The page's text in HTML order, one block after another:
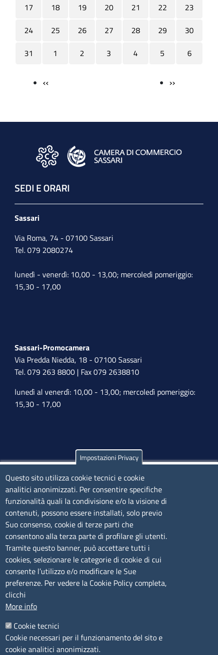
17
18 19 20 21 22
23
24
25 26 27 28 29
30
31
1 2 3 4 5 6
Paginazione
‹‹ ››
SEDI E ORARI
Sassari
Via Roma, 74 - 07100 Sassari
Tel. 079 2080274
lunedì - venerdì: 10,00 - 13,00; mercoledì pomeriggio:
15,30 - 17,00
Sassari-Promocamera
Via Predda Niedda, 18 - 07100 Sassari
Tel. 079 263 8800 | Fax 079 2638810
lunedì al venerdì: 10,00 - 13,00; mercoledì pomeriggio:
15,30 - 17,00
Olbia
Via Nanni 43 - 07026 Olbia
Tel. 0789 66122 | 0789 69580
mail:ufficio.olbia@ss.camcom.it
lunedì al venerdì: 9,00 - 12,00; lunedì pomeriggio: 16,00
- 17,00
CONTATTI
Camera di Commercio, Industria, Artigianato e
Agricoltura di Sassari
P.IVA01047570906
Codice Fiscale 80000930901
Impostazioni Privacy
Questo sito utilizza cookie tecnici e cookie
analitici anonimizzati. Per consentire specifiche
funzionalità quali la condivisione e/o la visione di
contenuti, possono essere installati, solo previo
Suo consenso, cookie di terze parti che
consentono alla terza parte di profilare gli utenti.
Tramite questo banner, può accettare tutti i
cookies, selezionare le categorie di cookie di cui
consente l’utilizzo e/o modificare le Sue
preferenze. Per vedere la Cookie Policy completa,
clicchi
More info
Cookie tecnici
Cookie necessari per il funzionamento del sito e
cookie analitici anonimizzati.